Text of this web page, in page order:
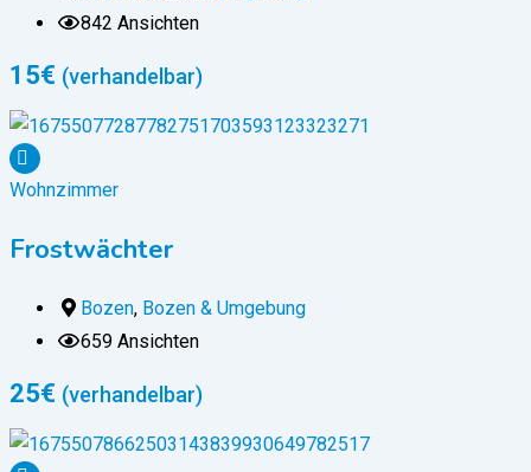
842 Ansichten
15€ (verhandelbar)
Wohnzimmer
Frostwächter
Bozen, Bozen & Umgebung
659 Ansichten
25€ (verhandelbar)